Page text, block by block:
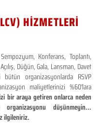
HİZMETLERİ
Konferans, Toplantı,
Düğün, Gala, Lansman, Davet
organizasyonlarda RSVP
maliyetlerinizi %60'lara
bir araya getiren onlarca neden
düşünmeyin...
ilgileniriz.